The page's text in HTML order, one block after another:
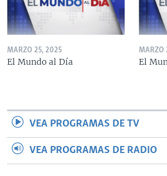
MARZO 25, 2025
El Mundo al Día
MARZO
El
VEA PROGRAMAS DE TV
VEA PROGRAMAS DE RADIO